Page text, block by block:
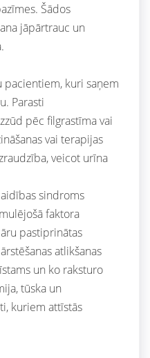
Šādos
jāpārtrauc un
kuri saņem
Parasti
pēc filgrastīma vai
vai terapijas
veicot urīna
sindroms
faktora
pastiprinātas
atlikšanas
un ko raksturo
tūska un
kuriem attīstās